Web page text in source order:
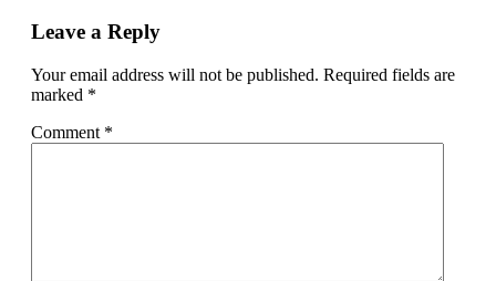
Leave a Reply
Your email address will not be published. Required fields are
marked *
Comment *